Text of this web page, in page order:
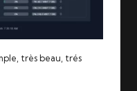
très beau, trés